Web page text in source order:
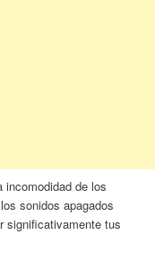
incomodidad de los
sonidos apagados
significativamente tus